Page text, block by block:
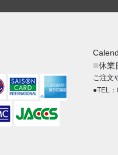
■休業
ご注文
●TEL